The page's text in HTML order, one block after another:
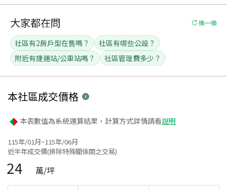
大家都在問 換一換
社區有2房戶型在售嗎？
社區有哪些公設？
附近有捷運站/公車站嗎？
社區管理費多少？
本社區成交價格
本表數值為系統運算結果，計算方式詳情請看說明
115年/01月~115年/06月
近半年成交價(排除特殊關係間之交易)
24 萬/坪